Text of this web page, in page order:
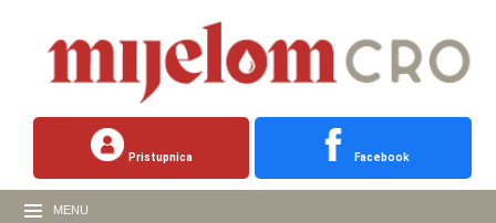
Pristupnica Facebook
MENU